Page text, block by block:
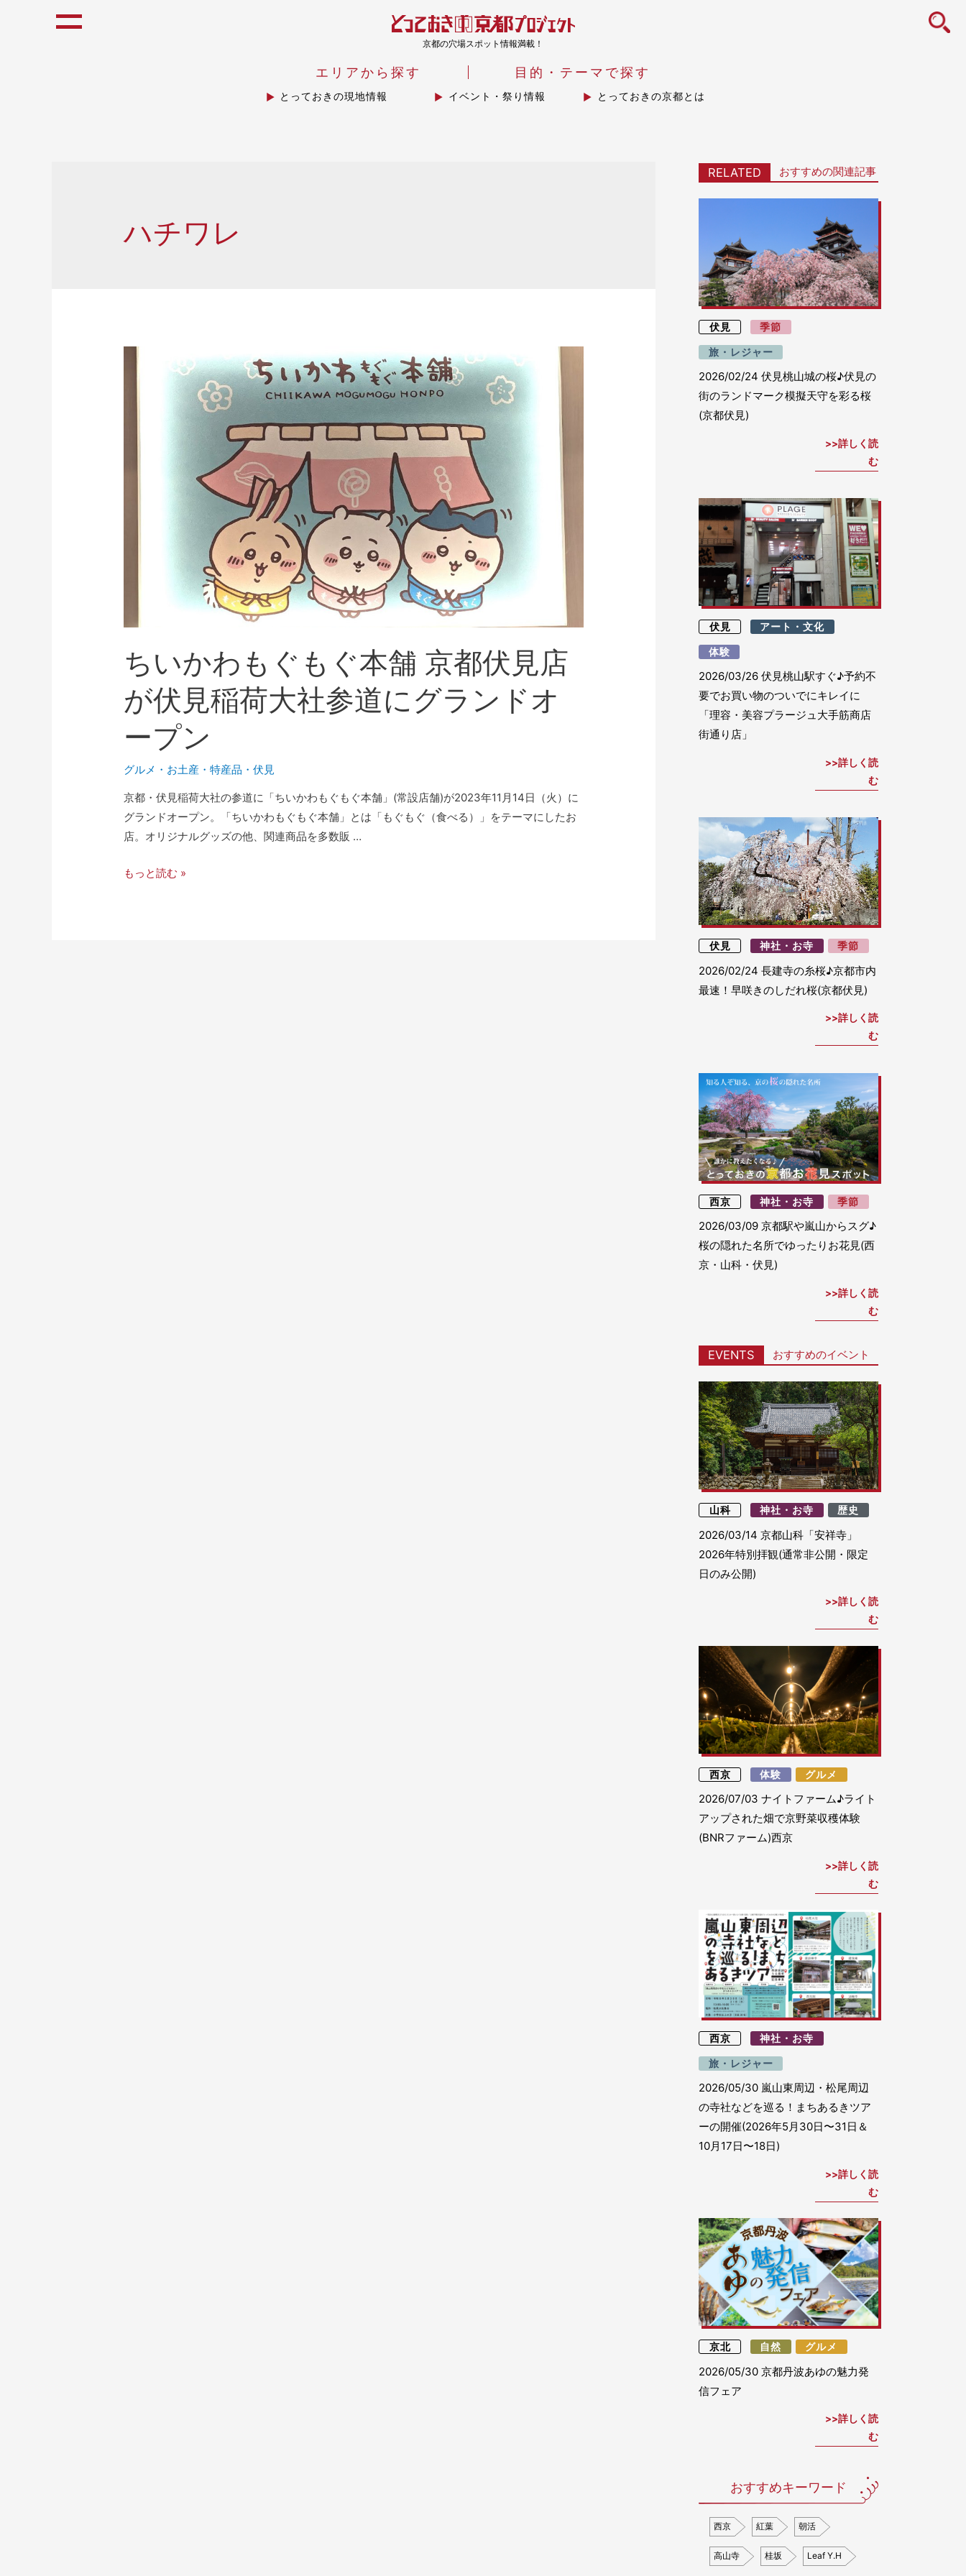
icon
京都の穴場スポット情報満載！
エリアから探す 目的・テーマで探す
とっておきの現地情報 イベント・祭り情報 とっておきの京都とは
ハチワレ
ちいかわもぐもぐ本舗 京都伏見店
が伏見稲荷大社参道にグランドオ
ープン
グルメ ・ お土産・特産品 ・伏見
京都・伏見稲荷大社の参道に「ちいかわもぐもぐ本舗」(常設店舗)が2023年11月14日（火）に
グランドオープン。「ちいかわもぐもぐ本舗」とは「もぐもぐ（食べる）」をテーマにしたお
店。オリジナルグッズの他、関連商品を多数販 …
もっと読む »
RELATED おすすめの関連記事
伏見 季節
旅・レジャー
2026/02/24 伏見桃山城の桜♪伏見の
街のランドマーク模擬天守を彩る桜
(京都伏見)
詳しく読
む
伏見 アート・文化
体験
2026/03/26 伏見桃山駅すぐ♪予約不
要でお買い物のついでにキレイに
「理容・美容プラージュ大手筋商店
街通り店」
詳しく読
む
伏見 神社・お寺 季節
2026/02/24 長建寺の糸桜♪京都市内
最速！早咲きのしだれ桜(京都伏見)
詳しく読
む
西京 神社・お寺 季節
2026/03/09 京都駅や嵐山からスグ♪
桜の隠れた名所でゆったりお花見(西
京・山科・伏見)
詳しく読
む
EVENTS おすすめのイベント
山科 神社・お寺 歴史
2026/03/14 京都山科「安祥寺」
2026年特別拝観(通常非公開・限定
日のみ公開)
詳しく読
む
西京 体験 グルメ
2026/07/03 ナイトファーム♪ライト
アップされた畑で京野菜収穫体験
(BNRファーム)西京
詳しく読
む
西京 神社・お寺
旅・レジャー
2026/05/30 嵐山東周辺・松尾周辺
の寺社などを巡る！まちあるきツア
ーの開催(2026年5月30日〜31日＆
10月17日〜18日)
詳しく読
む
京北 自然 グルメ
2026/05/30 京都丹波あゆの魅力発
信フェア
詳しく読
む
おすすめキーワード
西京 紅葉 朝活
高山寺 桂坂 Leaf Y.H